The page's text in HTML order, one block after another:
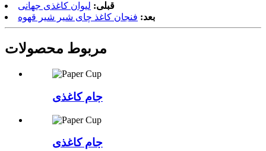
قبلی: لیوان کاغذی جهانی
بعد: فنجان کاغذ چای شیر شیر قهوه
مربوط محصولات
جام کاغذی
جام کاغذی